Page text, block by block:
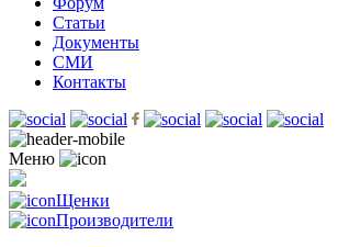
Статьи
Документы
СМИ
Контакты
Меню
Щенки
Производители